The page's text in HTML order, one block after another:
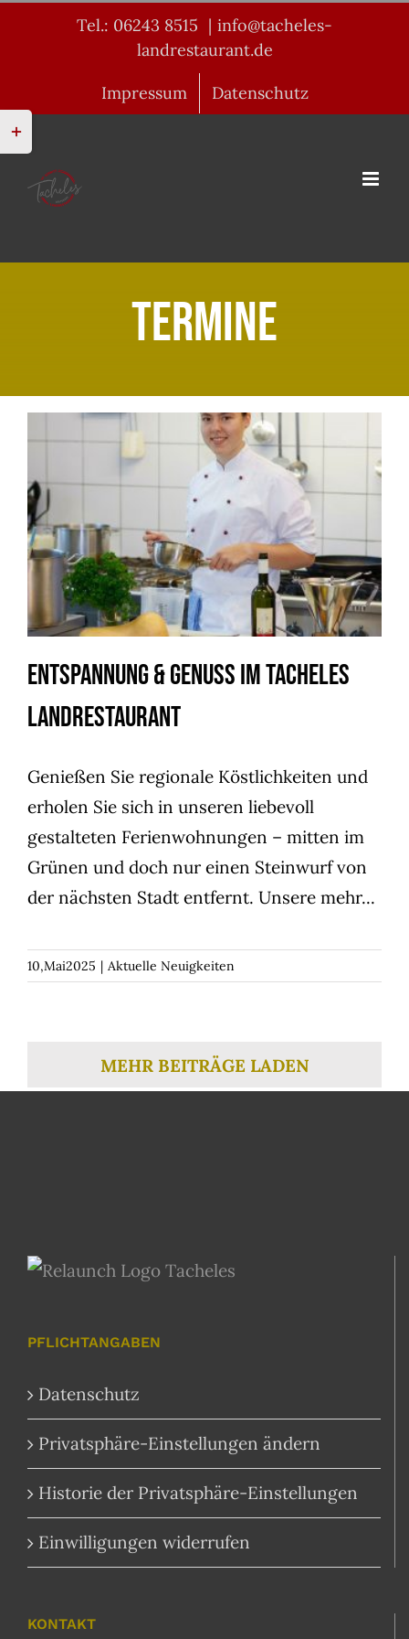
Tel.: 06243 8515 | info@tacheles-
landrestaurant.de
Impressum Datenschutz
Termine
Entspannung & Genuss im
Tacheles Landrestaurant
Aktuelle Neuigkeiten
Entspannung & Genuss im Tacheles
Landrestaurant
Genießen Sie regionale Köstlichkeiten und
erholen Sie sich in unseren liebevoll
gestalteten Ferienwohnungen – mitten im
Grünen und doch nur einen Steinwurf von
der nächsten Stadt entfernt. Unsere mehr...
10,Mai2025 | Aktuelle Neuigkeiten
MEHR BEITRÄGE LADEN
PFLICHTANGABEN
Datenschutz
Privatsphäre-Einstellungen ändern
Historie der Privatsphäre-Einstellungen
Einwilligungen widerrufen
KONTAKT
Toggle
Sliding